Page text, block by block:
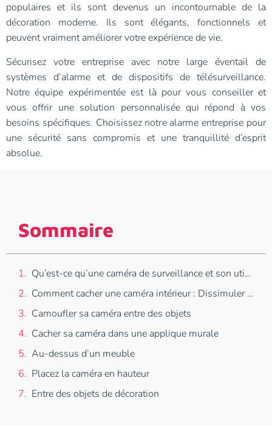
populaires et ils sont devenus un incontournable de la
décoration moderne. Ils sont élégants, fonctionnels et
peuvent vraiment améliorer votre expérience de vie.
Sécurisez votre entreprise avec notre large éventail de
systèmes d’alarme et de dispositifs de télésurveillance.
Notre équipe expérimentée est là pour vous conseiller et
vous offrir une solution personnalisée qui répond à vos
besoins spécifiques. Choisissez notre alarme entreprise pour
une sécurité sans compromis et une tranquillité d’esprit
absolue.
Sommaire
Qu’est-ce qu’une caméra de surveillance et son utilité
Comment cacher une caméra intérieur : Dissimuler sa caméra dans une plante d’intérieur
Camoufler sa caméra entre des objets
Cacher sa caméra dans une applique murale
Au-dessus d’un meuble
Placez la caméra en hauteur
Entre des objets de décoration